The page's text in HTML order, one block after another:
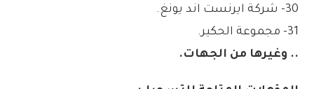
30- شركة ايرنست اند يونغ.
31- مجموعة الحكير.
.. وغيرها من الجهات.